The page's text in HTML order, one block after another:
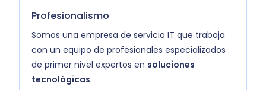
Profesionalismo
Somos una empresa de servicio IT que trabaja
con un equipo de profesionales especializados
de primer nivel expertos en soluciones
tecnológicas.